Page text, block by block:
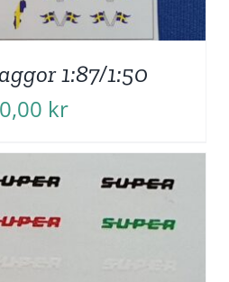
1:87/1:50
kr